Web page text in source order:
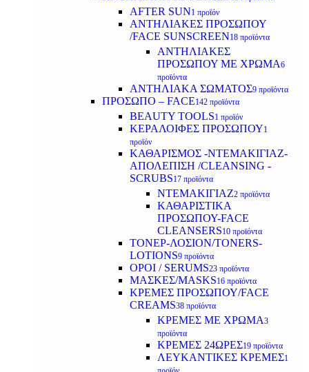
AFTER SUN1 προϊόν
ΑΝΤΗΛΙΑΚΕΣ ΠΡΟΣΩΠΟΥ
/FACE SUNSCREEN18 προϊόντα
ΑΝΤΗΛΙΑΚΕΣ
ΠΡΟΣΩΠΟΥ ΜΕ ΧΡΩΜΑ6
προϊόντα
ΑΝΤΗΛΙΑΚΑ ΣΩΜΑΤΟΣ9 προϊόντα
ΠΡΟΣΩΠΟ – FACE142 προϊόντα
BEAUTY TOOLS1 προϊόν
ΚΕΡΑΛΟΙΦΕΣ ΠΡΟΣΩΠΟΥ1
προϊόν
ΚΑΘΑΡΙΣΜΟΣ -ΝΤΕΜΑΚΙΓΙΑΖ-
ΑΠΟΛΕΠΙΣΗ /CLEANSING -
SCRUBS17 προϊόντα
ΝΤΕΜΑΚΙΓΙΑΖ2 προϊόντα
ΚΑΘΑΡΙΣΤΙΚΑ
ΠΡΟΣΩΠΟΥ-FACE
CLEANSERS10 προϊόντα
ΤΟΝΕΡ-ΛΟΣΙΟΝ/TONERS-
LOTIONS9 προϊόντα
ΟΡΟΙ / SERUMS23 προϊόντα
ΜΑΣΚΕΣ/MASKS16 προϊόντα
ΚΡΕΜΕΣ ΠΡΟΣΩΠΟΥ/FACE
CREAMS38 προϊόντα
ΚΡΕΜΕΣ ΜΕ ΧΡΩΜΑ3
προϊόντα
ΚΡΕΜΕΣ 24ΩΡΕΣ19 προϊόντα
ΛΕΥΚΑΝΤΙΚΕΣ ΚΡΕΜΕΣ1